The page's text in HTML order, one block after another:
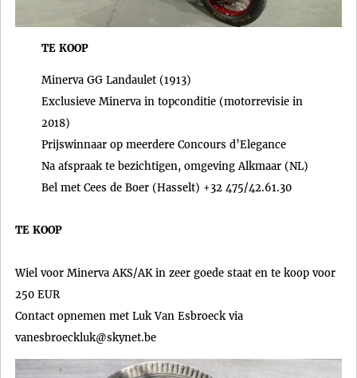
TE KOOP
Minerva GG Landaulet (1913)
Exclusieve Minerva in topconditie (motorrevisie in
2018)
Prijswinnaar op meerdere Concours d’Elegance
Na afspraak te bezichtigen, omgeving Alkmaar (NL)
Bel met Cees de Boer (Hasselt) +32 475/42.61.30
TE KOOP
Wiel voor Minerva AKS/AK in zeer goede staat en te koop voor
250 EUR
Contact opnemen met Luk Van Esbroeck via
vanesbroeckluk@skynet.be